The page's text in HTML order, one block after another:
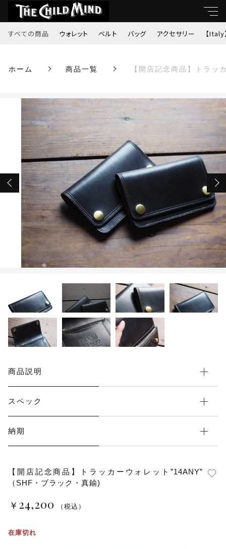
すべての商品 ウォレット ベルト バッグ アクセサリー 【Italy
ホーム 商品一覧 【開店記念商品】トラ
商品説明
スペック
納期
【開店記念商品】トラッカーウォレット”14ANY”
（SHF・ブラック・真鍮)
￥ 24,200 （税込）
在庫切れ
【開店記念商品】トラッカーウォレット”14ANY”
（SHF・ブラック・真鍮)
￥24,200（税込）
ショッピングを続ける
カートを確認する
すべて
ウォレット
ベルト
バッグ
アクセサリー
【Italy】
限定品
メンテナンス
アパレル・ステッカー
子カテゴリ
価格帯
～
並び順
セール